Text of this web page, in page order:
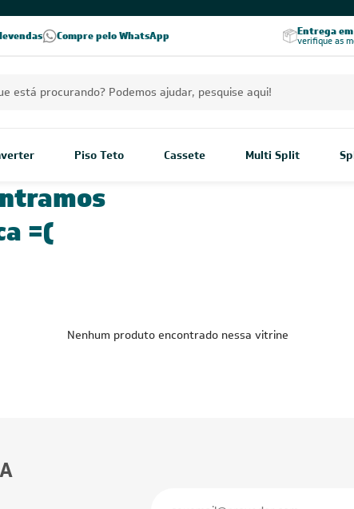
Compre pelo WhatsApp
Excelência no RA
Excelência no Reclame Aqui Seja parceiro Leveros Entrega
verifique as
Piso Teto Cassete Multi Split
=(
Nenhum produto encontrado nessa vitrine